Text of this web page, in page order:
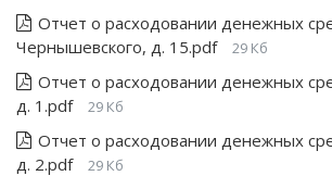
Отчет о расходовании денежных
Чернышевского, д. 15.pdf
29 Кб
Отчет о расходовании денежных
д. 1.pdf
29 Кб
Отчет о расходовании денежных
д. 2.pdf
29 Кб